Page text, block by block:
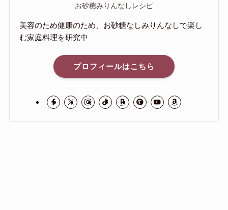
お砂糖みりんなしレシピ
美容のため健康のため、お砂糖なしみりんなしで楽し
む家庭料理を研究中
プロフィールはこちら